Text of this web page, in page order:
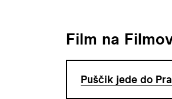
Film na
Puščik jede do